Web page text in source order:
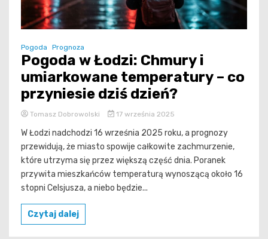
Pogoda Prognoza
Pogoda w Łodzi: Chmury i
umiarkowane temperatury – co
przyniesie dziś dzień?
Tomasz Dobrowolski 17 września 2025
W Łodzi nadchodzi 16 września 2025 roku, a prognozy
przewidują, że miasto spowije całkowite zachmurzenie,
które utrzyma się przez większą część dnia. Poranek
przywita mieszkańców temperaturą wynoszącą około 16
stopni Celsjusza, a niebo będzie...
Czytaj dalej